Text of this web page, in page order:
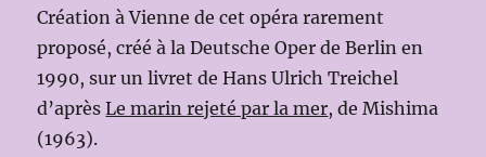
Création à Vienne de cet opéra rarement
proposé, créé à la Deutsche Oper de Berlin en
1990, sur un livret de Hans Ulrich Treichel
d’aprèsLe marin rejeté par la mer, de Mishima
(1963).